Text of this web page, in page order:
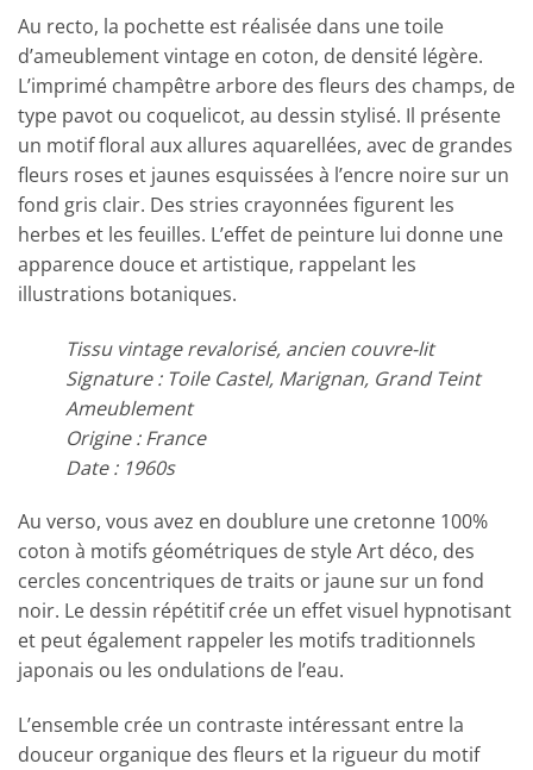
Au recto, la pochette est réalisée dans une toile
d’ameublement vintage en coton, de densité légère.
L’imprimé champêtre arbore des fleurs des champs, de
type pavot ou coquelicot, au dessin stylisé. Il présente
un motif floral aux allures aquarellées, avec de grandes
fleurs roses et jaunes esquissées à l’encre noire sur un
fond gris clair. Des stries crayonnées figurent les
herbes et les feuilles. L’effet de peinture lui donne une
apparence douce et artistique, rappelant les
illustrations botaniques.
Tissu vintage revalorisé, ancien couvre-lit
Signature : Toile Castel, Marignan, Grand Teint
Ameublement
Origine : France
Date : 1960s
Au verso, vous avez en doublure une cretonne 100%
coton à motifs géométriques de style Art déco, des
cercles concentriques de traits or jaune sur un fond
noir. Le dessin répétitif crée un effet visuel hypnotisant
et peut également rappeler les motifs traditionnels
japonais ou les ondulations de l’eau.
L’ensemble crée un contraste intéressant entre la
douceur organique des fleurs et la rigueur du motif